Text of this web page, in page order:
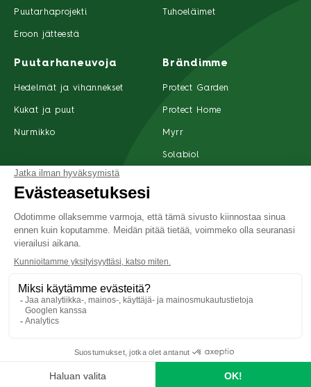
Haku Jälleenmyyjät
Puutarhaprojekti
Eroon jätteestä
Tuhoeläimet
Puutarhaneuvoja
Hedelmät ja vihannekset
Kukat ja puut
Nurmikko
Brändimme
Protect Garden
Protect Home
Myrr
Solabiol
©2022 SBM Life Science Kaikki oikeudet pidätetään
Suomi